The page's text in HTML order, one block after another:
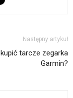
Następny artykuł
tarcze zegarka
Garmin?